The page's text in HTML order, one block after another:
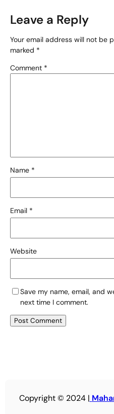
Leave a Reply
Your email address will not be
marked *
Comment *
Name *
Email *
Website
Save my name, email, and
next time I comment.
Copyright © 2024 |